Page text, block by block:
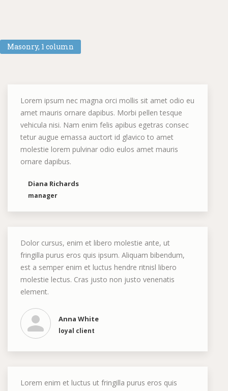
Masonry, 1 column
Lorem ipsum nec magna orci mollis sit amet odio eu
amet mauris ornare dapibus. Morbi pellen tesque
vehicula nisi. Nam enim felis apibus egetras consec
tetur augue emassa auctort id glavico to amet
molestie lorem pulvinar odio eulos amet mauris
ornare dapibus.
Diana Richards
manager
Dolor cursus, enim et libero molestie ante, ut
fringilla purus eros quis ipsum. Aliquam bibendum,
est a semper enim et luctus hendre ritnisl libero
molestie lectus. Cras justo non justo venenatis
element.
Anna White
loyal client
Lorem enim et luctus ut fringilla purus eros quis